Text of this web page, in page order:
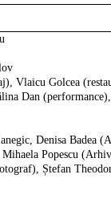
Vlaicu Golcea
Dan
Denisa
Popescu
Ștefan